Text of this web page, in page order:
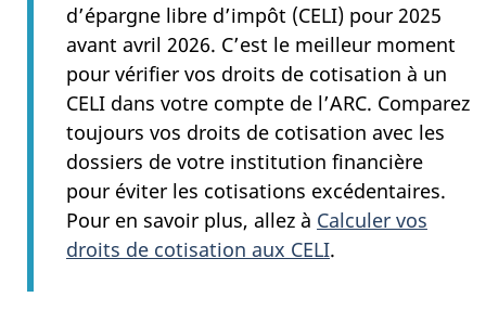
d’épargne libre d’impôt (CELI) pour 2025
avant avril 2026. C’est le meilleur moment
pour vérifier vos droits de cotisation à un
CELI dans votre compte de l’ARC. Comparez
toujours vos droits de cotisation avec les
dossiers de votre institution financière
pour éviter les cotisations excédentaires.
Pour en savoir plus, allez à Calculer vos
droits de cotisation aux CELI.